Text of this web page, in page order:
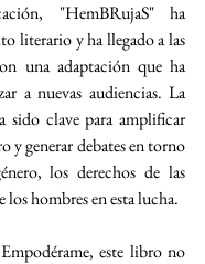
"HemBRujaS" ha
literario y ha llegado a las
una adaptación que ha
a nuevas audiencias. La
sido clave para amplificar
y generar debates en torno
los derechos de las
los hombres en esta lucha.
este libro no